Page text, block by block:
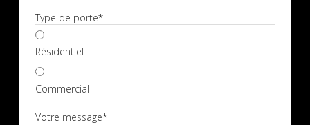
Type de porte*
Résidentiel
Commercial
Votre message*